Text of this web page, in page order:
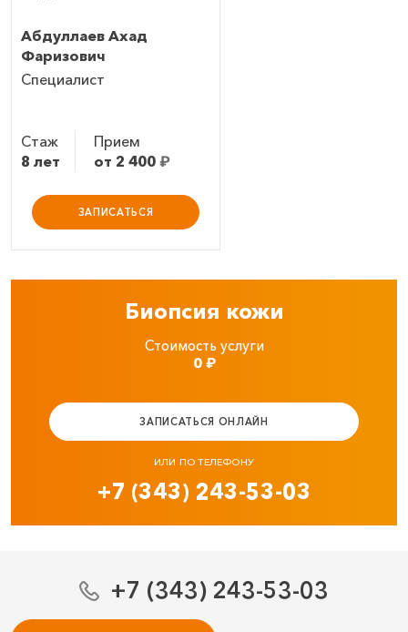
Абдуллаев Ахад
Фаризович
Специалист
Стаж
8 лет
Прием
от 2 400 ₽
ЗАПИСАТЬСЯ
Биопсия кожи
Стоимость услуги
0₽
ЗАПИСАТЬСЯ ОНЛАЙН
ИЛИ ПО ТЕЛЕФОНУ
+7 (343) 243-53-03
+7 (343) 243-53-03